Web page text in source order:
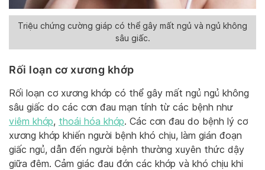
Triệu chứng cường giáp có thể gây mất ngủ và ngủ không
sâu giấc.
Rối loạn cơ xương khớp
Rối loạn cơ xương khớp có thể gây mất ngủ ngủ không
sâu giấc do các cơn đau mạn tính từ các bệnh như
viêm khớp, thoái hóa khớp. Các cơn đau do bệnh lý cơ
xương khớp khiến người bệnh khó chịu, làm gián đoạn
giấc ngủ, dẫn đến người bệnh thường xuyên thức dậy
giữa đêm. Cảm giác đau đớn các khớp và khó chịu khi